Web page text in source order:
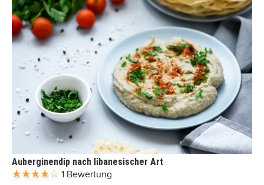
Auberginendip nach libanesischer Art
1 Bewertung